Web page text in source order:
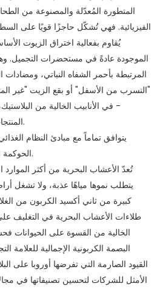
المتطورة المُعدّلة والمصنوعة من
الفيزيائية. فهي تُشكّل حاجزًا قويًا على
يُقاوم بفعالية اختراق الزيوت
الموجودة عادةً في مستحضرات التجميل. وهذا
المرتبطة بأحمر الشفاه النباتي،
"التسرب من الأسفل" أو بقع الزيت "غير
- في الأنابيب الخالية من
المنتجات الفاخر طوال فترة صلاحيتها.
الحوكمة البيئية والاجتماعية والمؤسسية.
تُعدّ الأعشاب البحرية من أكثر
يتطلب نموها مياهًا عذبة، ولا تشغل
كبيرة من ثاني أكسيد الكربون من
طلاءات الأعشاب البحرية في التغليف على
الخالية من القسوة على
البصمة الكربونية الإجمالية
القيود الصارمة التي تفرضها أوروبا على
الأمثل للشركات لتحسين تصنيفاتها في